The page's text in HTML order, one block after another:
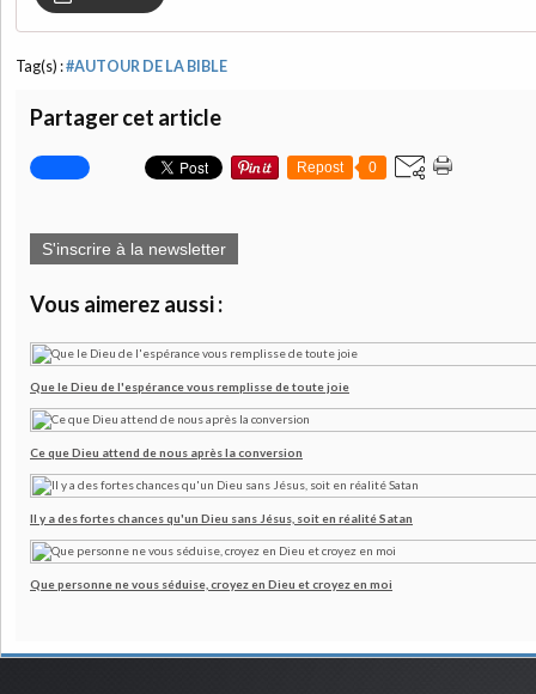
Tag(s) :#AUTOUR DE LA BIBLE
Partager cet article
Repost 0
S'inscrire à la newsletter
Vous aimerez aussi :
Que le Dieu de l'espérance vous remplisse de toute joie
Ce que Dieu attend de nous après la conversion
Il y a des fortes chances qu'un Dieu sans Jésus, soit en réalité Satan
Que personne ne vous séduise, croyez en Dieu et croyez en moi